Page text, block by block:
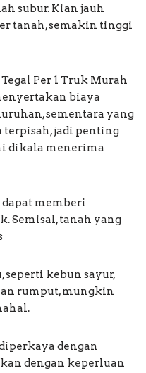
subur. Kian jauh
tanah, semakin tinggi
Per 1 Truk Murah
biaya
sementara yang
jadi penting
dikala menerima
memberi
Semisal, tanah yang
kebun sayur,
rumput, mungkin
dengan
dengan keperluan